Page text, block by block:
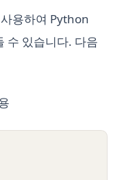
용하여 Python
수 있습니다. 다음